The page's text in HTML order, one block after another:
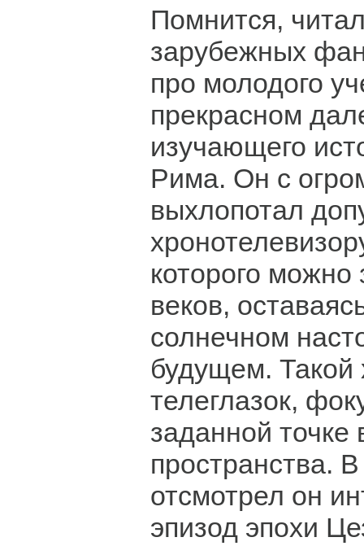
Помнится,
зарубежных
про молодого
прекрасном
изучающего
Рима. Он с
выхлопотал
которого можно
веков,
солнечном
будущем. Такой
телеглазок,
заданной точке
пространства.
отсмотрел он
эпизод эпохи